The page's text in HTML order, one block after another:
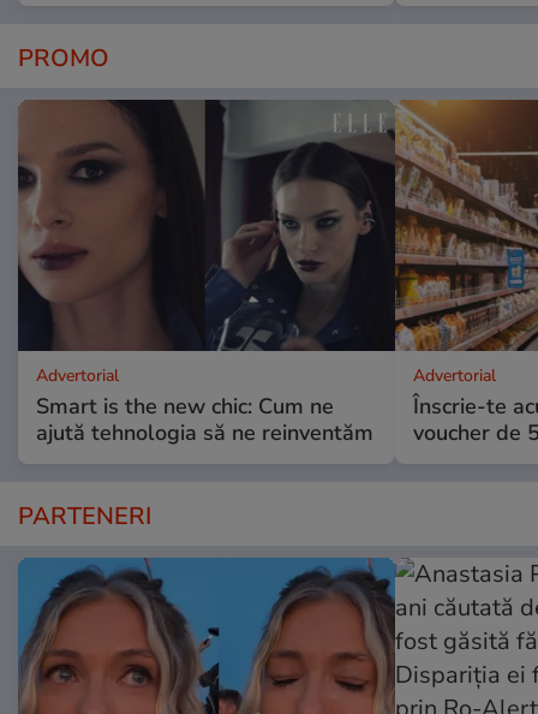
PROMO
Advertorial
Smart is the new chic: Cum ne
ajută tehnologia să ne reinventăm
Advertorial
Înscrie-te
voucher de
PARTENERI